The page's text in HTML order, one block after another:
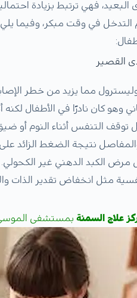
البعيد، فهي ترتبط بزيادة
التدخل في وقت مبكر، وفيما
القصير
مما يزيد من خطر
وهو كان نادرًا في الأطفال
التنفس أثناء النوم أو
نتيجة الضغط الزائد
الكبد الدهني غير الكحولي.
مثل انخفاض تقدير الذات
علاج السمنة بمستشفى